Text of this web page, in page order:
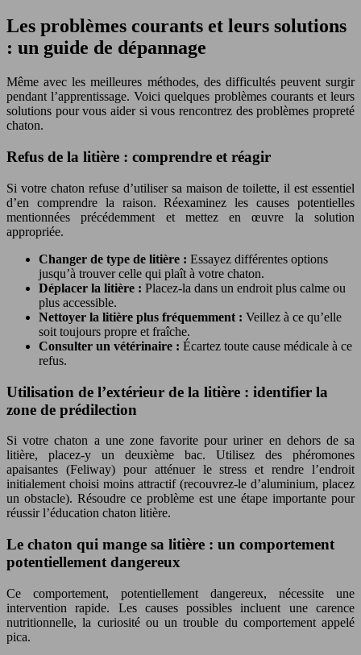
Les problèmes courants et leurs solutions
: un guide de dépannage
Même avec les meilleures méthodes, des difficultés peuvent surgir
pendant l’apprentissage. Voici quelques problèmes courants et leurs
solutions pour vous aider si vous rencontrez des problèmes propreté
chaton.
Refus de la litière : comprendre et réagir
Si votre chaton refuse d’utiliser sa maison de toilette, il est essentiel
d’en comprendre la raison. Réexaminez les causes potentielles
mentionnées précédemment et mettez en œuvre la solution
appropriée.
Changer de type de litière : Essayez différentes options
jusqu’à trouver celle qui plaît à votre chaton.
Déplacer la litière : Placez-la dans un endroit plus calme ou
plus accessible.
Nettoyer la litière plus fréquemment : Veillez à ce qu’elle
soit toujours propre et fraîche.
Consulter un vétérinaire : Écartez toute cause médicale à ce
refus.
Utilisation de l’extérieur de la litière : identifier la
zone de prédilection
Si votre chaton a une zone favorite pour uriner en dehors de sa
litière, placez-y un deuxième bac. Utilisez des phéromones
apaisantes (Feliway) pour atténuer le stress et rendre l’endroit
initialement choisi moins attractif (recouvrez-le d’aluminium, placez
un obstacle). Résoudre ce problème est une étape importante pour
réussir l’éducation chaton litière.
Le chaton qui mange sa litière : un comportement
potentiellement dangereux
Ce comportement, potentiellement dangereux, nécessite une
intervention rapide. Les causes possibles incluent une carence
nutritionnelle, la curiosité ou un trouble du comportement appelé
pica.